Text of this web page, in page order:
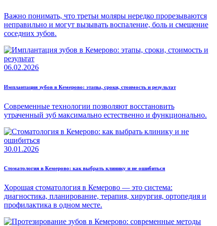
Важно понимать, что третьи моляры нередко прорезываются
неправильно и могут вызывать воспаление, боль и смещение
соседних зубов.
06.02.2026
Имплантация зубов в Кемерово: этапы, сроки, стоимость и результат
Современные технологии позволяют восстановить
утраченный зуб максимально естественно и функционально.
30.01.2026
Стоматология в Кемерово: как выбрать клинику и не ошибиться
Хорошая стоматология в Кемерово — это система:
диагностика, планирование, терапия, хирургия, ортопедия и
профилактика в одном месте.